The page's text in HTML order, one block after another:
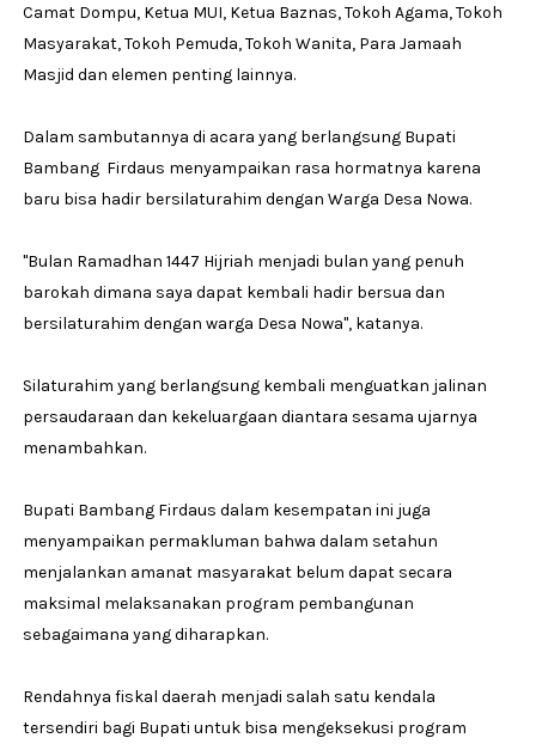
Camat Dompu, Ketua MUI, Ketua Baznas, Tokoh Agama, Tokoh
Masyarakat, Tokoh Pemuda, Tokoh Wanita, Para Jamaah
Masjid dan elemen penting lainnya.
Dalam sambutannya di acara yang berlangsung Bupati
Bambang Firdaus menyampaikan rasa hormatnya karena
baru bisa hadir bersilaturahim dengan Warga Desa Nowa.
"Bulan Ramadhan 1447 Hijriah menjadi bulan yang penuh
barokah dimana saya dapat kembali hadir bersua dan
bersilaturahim dengan warga Desa Nowa", katanya.
Silaturahim yang berlangsung kembali menguatkan jalinan
persaudaraan dan kekeluargaan diantara sesama ujarnya
menambahkan.
Bupati Bambang Firdaus dalam kesempatan ini juga
menyampaikan permakluman bahwa dalam setahun
menjalankan amanat masyarakat belum dapat secara
maksimal melaksanakan program pembangunan
sebagaimana yang diharapkan.
Rendahnya fiskal daerah menjadi salah satu kendala
tersendiri bagi Bupati untuk bisa mengeksekusi program